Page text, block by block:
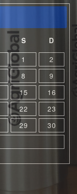
S
D
1
2
8
9
15
16
22
23
29
30